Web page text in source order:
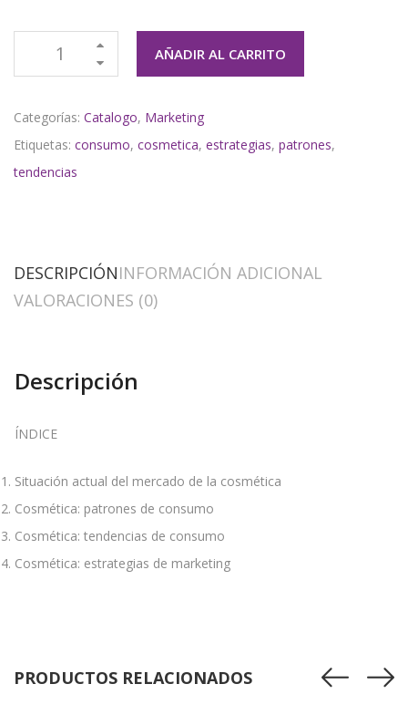
AÑADIR AL CARRITO
Categorías: Catalogo, Marketing
Etiquetas: consumo, cosmetica, estrategias, patrones,
tendencias
DESCRIPCIÓNINFORMACIÓN ADICIONAL
VALORACIONES (0)
Descripción
ÍNDICE
Situación actual del mercado de la cosmética
Cosmética: patrones de consumo
Cosmética: tendencias de consumo
Cosmética: estrategias de marketing
PRODUCTOS RELACIONADOS